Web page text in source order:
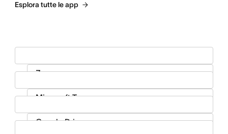
Esplora tutte le app